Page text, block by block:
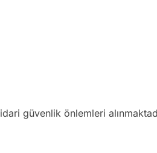
güvenlik önlemleri